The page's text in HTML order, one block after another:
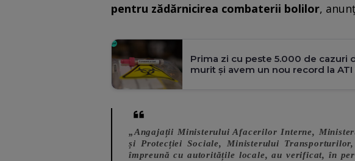
pentru zădărnicirea combaterii bolilor,
Prima zi cu peste 5.000 de cazuri
murit și avem un nou record la
„Angajații Ministerului Afacerilor Interne,
și Protecției Sociale, Ministerului
împreună cu autoritățile locale, au verificat, în